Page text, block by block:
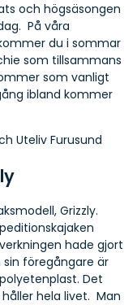
och högsäsongen
På våra
du i sommar
som tillsammans
som vanligt
ibland kommer
Uteliv Furusund
Grizzly.
hade gjort
föregångare är
Det
hela livet. Man